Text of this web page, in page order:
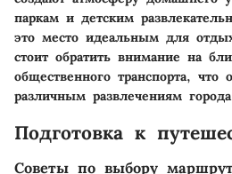
паркам и детским
это место идеальным для
стоит обратить внимание на
общественного транспорта, что
различным развлечениям
Подготовка к
Советы по выбору